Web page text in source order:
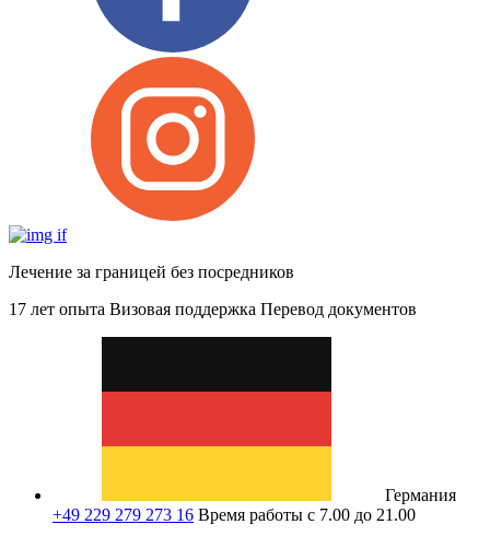
Лечение за границей без посредников
17 лет опыта Визовая поддержка Перевод документов
Германия
+49 229 279 273 16 Время работы с 7.00 до 21.00